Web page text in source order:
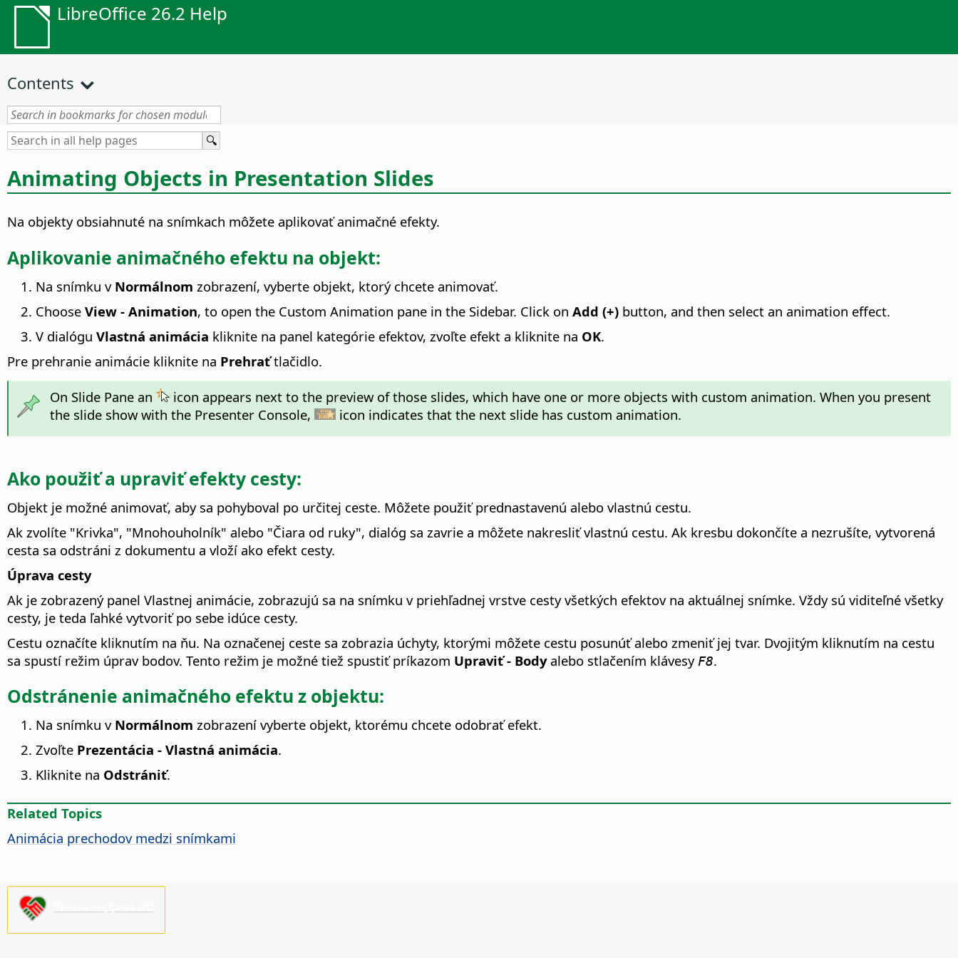
LibreOffice 26.2 Help
Contents
Animating Objects in Presentation Slides
Na objekty obsiahnuté na snímkach môžete aplikovať animačné efekty.
Aplikovanie animačného efektu na objekt:
Na snímku v Normálnom zobrazení, vyberte objekt, ktorý chcete animovať.
Choose View - Animation, to open the Custom Animation pane in the Sidebar. Click on Add (+) button, and then select an animation effect.
V dialógu Vlastná animácia kliknite na panel kategórie efektov, zvoľte efekt a kliknite na OK.
Pre prehranie animácie kliknite na Prehraťtlačidlo.
On Slide Pane an
icon appears next to the preview of those slides, which have one or more objects with custom animation. When you present
the slide show with the Presenter Console,
icon indicates that the next slide has custom animation.
Ako použiť a upraviť efekty cesty:
Objekt je možné animovať, aby sa pohyboval po určitej ceste. Môžete použiť prednastavenú alebo vlastnú cestu.
Ak zvolíte "Krivka", "Mnohouholník" alebo "Čiara od ruky", dialóg sa zavrie a môžete nakresliť vlastnú cestu. Ak kresbu dokončíte a nezrušíte, vytvorená
cesta sa odstráni z dokumentu a vloží ako efekt cesty.
Úprava cesty
Ak je zobrazený panel Vlastnej animácie, zobrazujú sa na snímku v priehľadnej vrstve cesty všetkých efektov na aktuálnej snímke. Vždy sú viditeľné všetky
cesty, je teda ľahké vytvoriť po sebe idúce cesty.
Cestu označíte kliknutím na ňu. Na označenej ceste sa zobrazia úchyty, ktorými môžete cestu posunúť alebo zmeniť jej tvar. Dvojitým kliknutím na cestu
sa spustí režim úprav bodov. Tento režim je možné tiež spustiť príkazom Upraviť - Bodyalebo stlačením klávesy F8.
Odstránenie animačného efektu z objektu:
Na snímku v Normálnom zobrazení vyberte objekt, ktorému chcete odobrať efekt.
Zvoľte Prezentácia - Vlastná animácia.
Kliknite na Odstrániť.
Related Topics
Animácia prechodov medzi snímkami